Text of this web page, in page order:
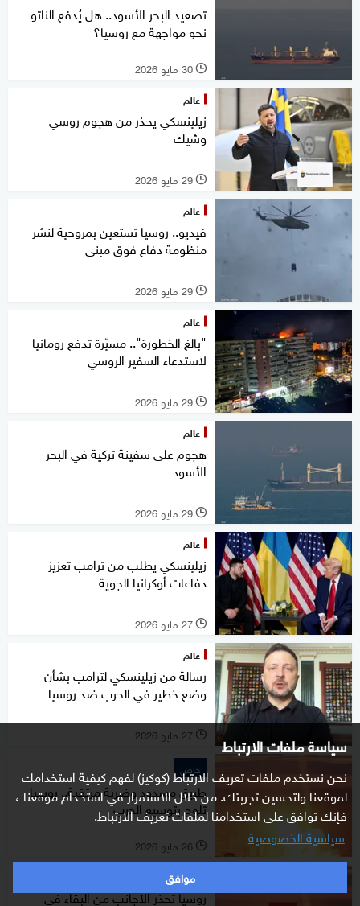
سياسة ملفات الارتباط
نحن نستخدم ملفات تعريف الارتباط (كوكيز) لفهم كيفية استخدامك
لموقعنا ولتحسين تجربتك. من خلال الاستمرار في استخدام موقعنا ،
فإنك توافق على استخدامنا لملفات تعريف الارتباط.
سياسية الخصوصية
موافق
تصعيد البحر الأسود.. هل يُدفع الناتو
نحو مواجهة مع روسيا؟
l 30 مايو 2026
عالم
زيلينسكي يحذر من هجوم روسي
وشيك
l 29 مايو 2026
عالم
فيديو.. روسيا تستعين بمروحية لنشر
منظومة دفاع فوق مبنى
l 29 مايو 2026
عالم
"بالغ الخطورة".. مسيّرة تدفع رومانيا
لاستدعاء السفير الروسي
l 29 مايو 2026
عالم
هجوم على سفينة تركية في البحر
الأسود
l 29 مايو 2026
عالم
زيلينسكي يطلب من ترامب تعزيز
دفاعات أوكرانيا الجوية
l 27 مايو 2026
عالم
رسالة من زيلينسكي لترامب بشأن
وضع خطير في الحرب ضد روسيا
l 27 مايو 2026
خاص
طريق مسدود وضربة مرتقبة.. روسيا
تلوح بتوسيع الحرب
l 26 مايو 2026
عالم
روسيا تحذر الأجانب من البقاء في